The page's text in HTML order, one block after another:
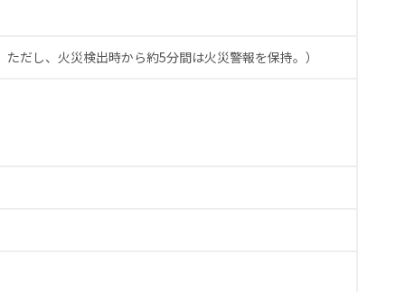
ただし、火災検出時から約5分間は火災警報を保持。）